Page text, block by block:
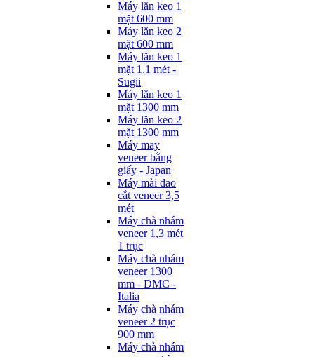
Máy lăn keo 1
mặt 600 mm
Máy lăn keo 2
mặt 600 mm
Máy lăn keo 1
mặt 1,1 mét -
Sugii
Máy lăn keo 1
mặt 1300 mm
Máy lăn keo 2
mặt 1300 mm
Máy may
veneer bằng
giấy - Japan
Máy mài dao
cắt veneer 3,5
mét
Máy chà nhám
veneer 1,3 mét
1 trục
Máy chà nhám
veneer 1300
mm - DMC -
Italia
Máy chà nhám
veneer 2 trục
900 mm
Máy chà nhám